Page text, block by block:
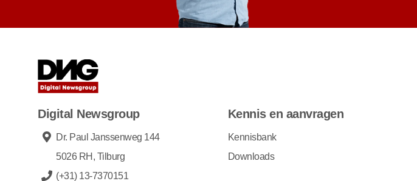
Digital Newsgroup
Dr. Paul Janssenweg 144
5026 RH, Tilburg
(+31) 13-7370151
Kennis en aanvragen
Kennisbank
Downloads